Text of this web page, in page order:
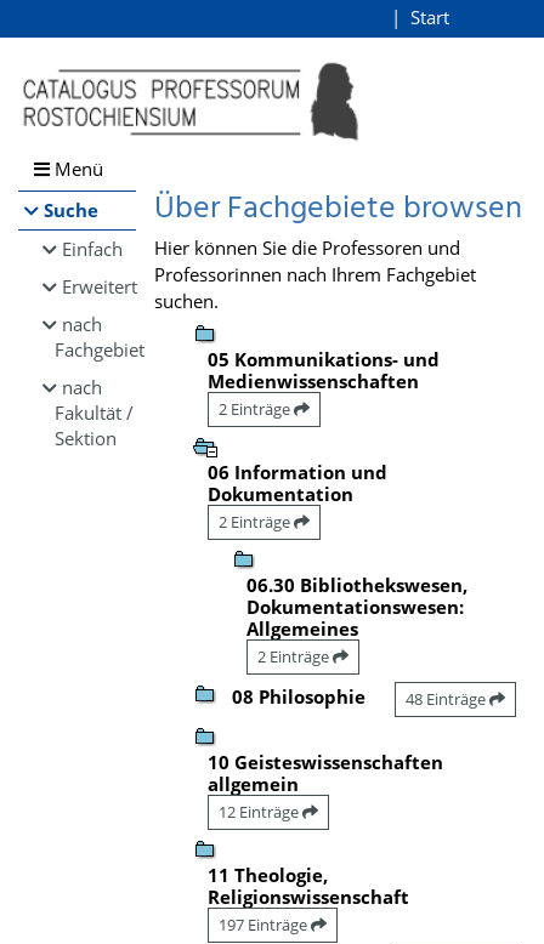
Browsen
direkt zum Inhalt
Start
Menü
Suche
Einfach
Erweitert
nach
Fachgebiet
nach
Fakultät /
Sektion
Über Fachgebiete browsen
Hier können Sie die Professoren und
Professorinnen nach Ihrem Fachgebiet
suchen.
05 Kommunikations- und
Medienwissenschaften
2 Einträge
06 Information und
Dokumentation
2 Einträge
06.30 Bibliothekswesen,
Dokumentationswesen:
Allgemeines
2 Einträge
08 Philosophie 48 Einträge
10 Geisteswissenschaften
allgemein
12 Einträge
11 Theologie,
Religionswissenschaft
197 Einträge